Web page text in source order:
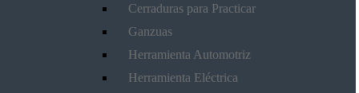
Cerraduras para Practicar
Ganzuas
Herramienta Automotriz
Herramienta Eléctrica